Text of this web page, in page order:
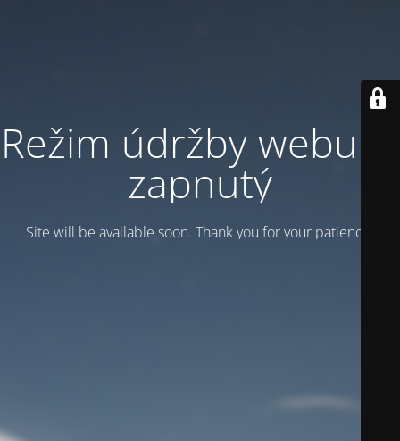
Režim údržby webu je
zapnutý
Site will be available soon. Thank you for your patience!